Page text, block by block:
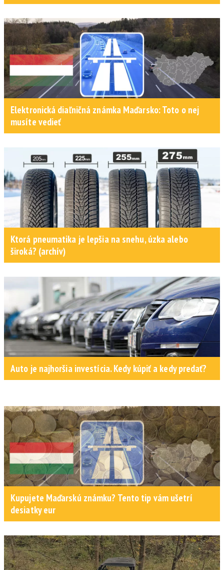
Elektronická diaľničná známka Maďarsko: Toto o nej
musíte vedieť
Ktorá pneumatika je lepšia na snehu, úzka alebo
široká? (archív)
Auto je najhoršia investícia. Kedy kúpiť a kedy predať?
Kupujete Maďarskú známku? Tento tip vám ušetrí
desiatky eur